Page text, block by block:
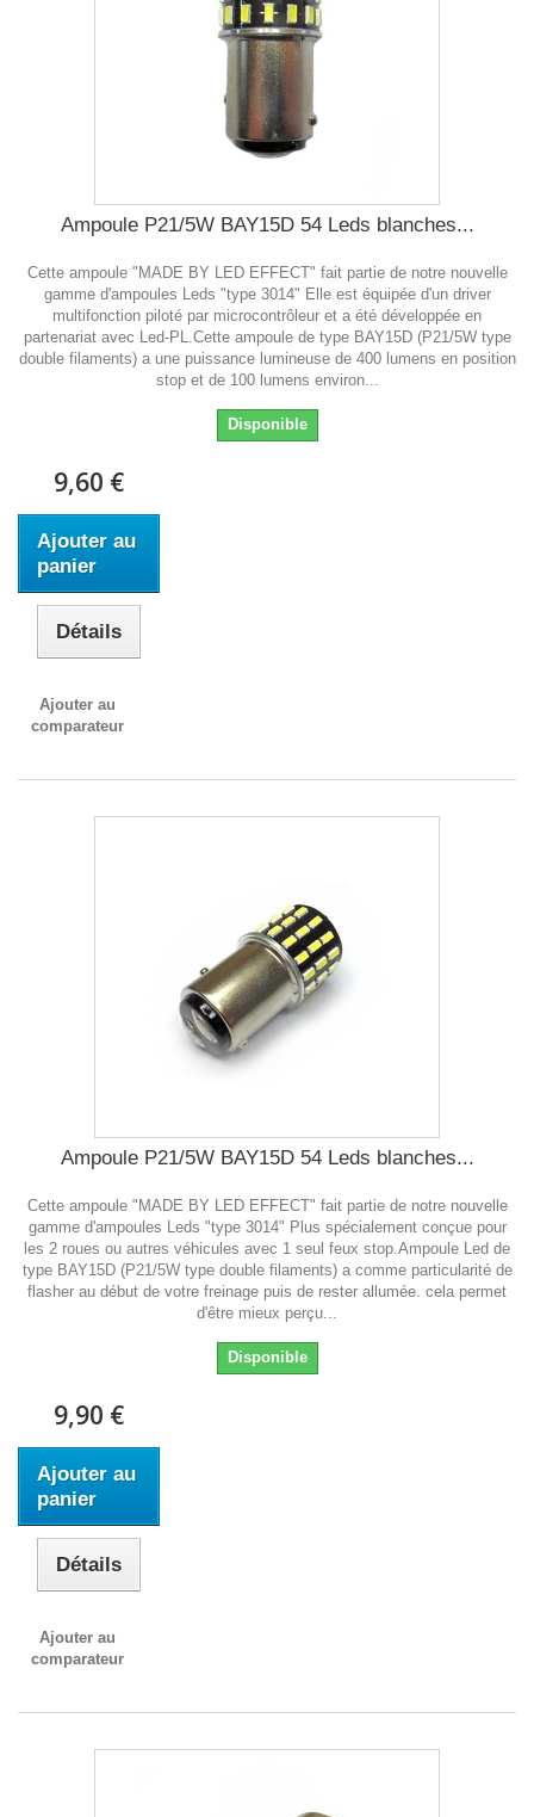
Ampoule P21/5W BAY15D 54 Leds blanches...
Cette ampoule "MADE BY LED EFFECT" fait partie de notre nouvelle
gamme d'ampoules Leds "type 3014" Elle est équipée d'un driver
multifonction piloté par microcontrôleur et a été développée en
partenariat avec Led-PL.Cette ampoule de type BAY15D (P21/5W type
double filaments) a une puissance lumineuse de 400 lumens en position
stop et de 100 lumens environ...
Disponible
9,60 €
Ajouter au
panier
Détails
Ajouter au
comparateur
Ampoule P21/5W BAY15D 54 Leds blanches...
Cette ampoule "MADE BY LED EFFECT" fait partie de notre nouvelle
gamme d'ampoules Leds "type 3014" Plus spécialement conçue pour
les 2 roues ou autres véhicules avec 1 seul feux stop.Ampoule Led de
type BAY15D (P21/5W type double filaments) a comme particularité de
flasher au début de votre freinage puis de rester allumée. cela permet
d'être mieux perçu...
Disponible
9,90 €
Ajouter au
panier
Détails
Ajouter au
comparateur